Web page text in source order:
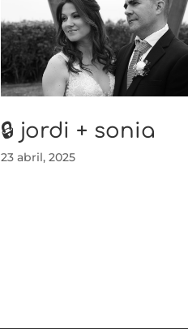
🔒 jordi + sonia
23 abril, 2025